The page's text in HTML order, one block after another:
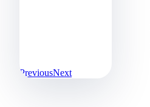
PreviousNext